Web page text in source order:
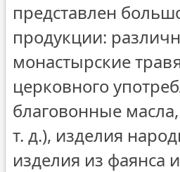
представлен
продукции:
монастырские
церковного
благовонные
т. д.), изделия
изделия из фаянса